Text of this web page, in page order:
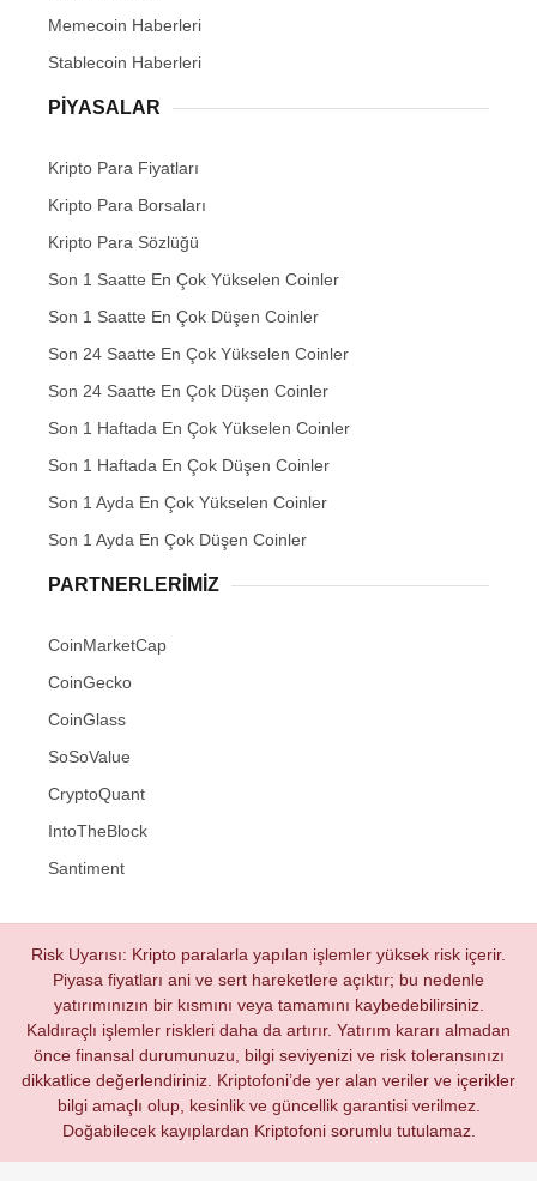
Memecoin Haberleri
Stablecoin Haberleri
PIYASALAR
Kripto Para Fiyatları
Kripto Para Borsaları
Kripto Para Sözlüğü
Son 1 Saatte En Çok Yükselen Coinler
Son 1 Saatte En Çok Düşen Coinler
Son 24 Saatte En Çok Yükselen Coinler
Son 24 Saatte En Çok Düşen Coinler
Son 1 Haftada En Çok Yükselen Coinler
Son 1 Haftada En Çok Düşen Coinler
Son 1 Ayda En Çok Yükselen Coinler
Son 1 Ayda En Çok Düşen Coinler
PARTNERLERIMIZ
CoinMarketCap
CoinGecko
CoinGlass
SoSoValue
CryptoQuant
IntoTheBlock
Santiment
Risk Uyarısı: Kripto paralarla yapılan işlemler yüksek risk içerir.
Piyasa fiyatları ani ve sert hareketlere açıktır; bu nedenle
yatırımınızın bir kısmını veya tamamını kaybedebilirsiniz.
Kaldıraçlı işlemler riskleri daha da artırır. Yatırım kararı almadan
önce finansal durumunuzu, bilgi seviyenizi ve risk toleransınızı
dikkatlice değerlendiriniz. Kriptofoni’de yer alan veriler ve içerikler
bilgi amaçlı olup, kesinlik ve güncellik garantisi verilmez.
Doğabilecek kayıplardan Kriptofoni sorumlu tutulamaz.